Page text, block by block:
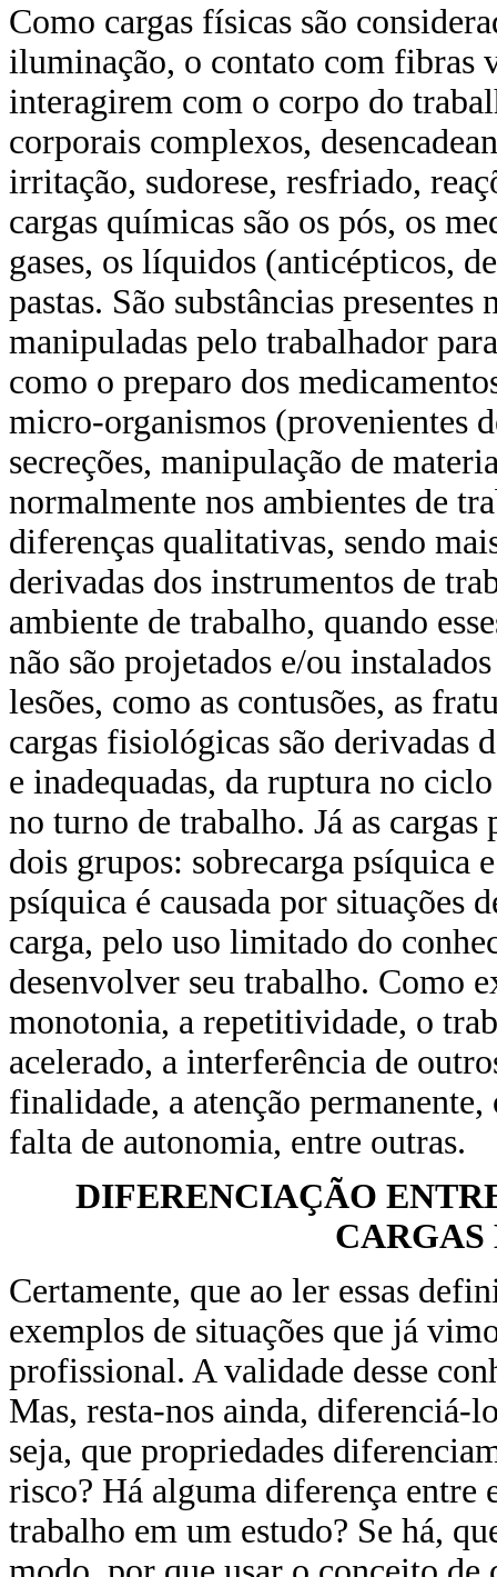
Como cargas físicas são
iluminação, o contato com fibras
intera­girem com o corpo do
corporais complexos,
irritação, sudorese, resfriado,
cargas químicas são os pós, os
gases, os líquidos (anticépticos,
pastas. São substâncias
manipuladas pelo trabalhador
como o preparo dos
micro-organismos (provenientes
secreções, manipulação de
normalmente nos ambientes de
diferenças quali­tativas, sendo
derivadas dos instrumentos de
ambiente de trabalho, quando
não são projetados e/ou
lesões, como as contusões, as
cargas fisiológicas são derivadas
e inadequadas, da ruptura no
no turno de trabalho. Já as
dois grupos: sobrecarga psíquica
psíquica é causada por situações
carga, pelo uso limitado do
desenvolver seu trabalho. Como
monotonia, a repetitividade, o
acelerado, a interferência de
finalidade, a atenção
falta de autonomia, entre outras.
DIFERENCIAÇÃO
Certamente, que ao ler essas
exemplos de situações que já
profissional. A validade desse
Mas, resta-nos ainda, diferenciá-
seja, que propriedades
risco? Há alguma diferença entre
trabalho em um estudo? Se há,